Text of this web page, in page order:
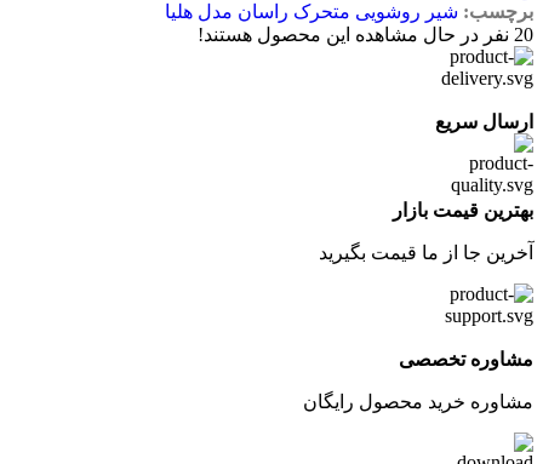
برچسب: شیر روشویی متحرک راسان مدل هلیا
20 نفر در حال مشاهده این محصول هستند!
ارسال سریع
بهترین قیمت بازار
آخرین جا از ما قیمت بگیرید
مشاوره تخصصی
مشاوره خرید محصول رایگان